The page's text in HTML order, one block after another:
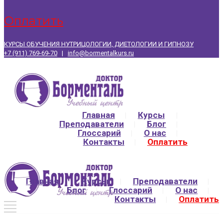
оплатить
КУРСЫ ОБУЧЕНИЯ НУТРИЦОЛОГИИ, ДИЕТОЛОГИИ И ГИПНОЗУ
+7 (911) 769-69-70 | info@bormentalkurs.ru
Главная
Курсы
Преподаватели
Блог
Глоссарий
О нас
Контакты
Оплатить
Главная Курсы
Преподаватели
Блог
Глоссарий
О нас
Контакты
Оплатить